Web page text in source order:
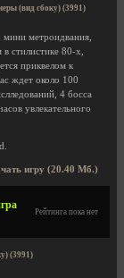
(вид сбоку) (3991)
мини метроидвания,
стилистике 80-х,
приквелом к
ждет около 100
4 босса
увлекательного
игру (20.40 Мб.)
Рейтинга пока нет
(3991)